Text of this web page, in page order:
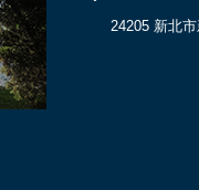
24205 新北